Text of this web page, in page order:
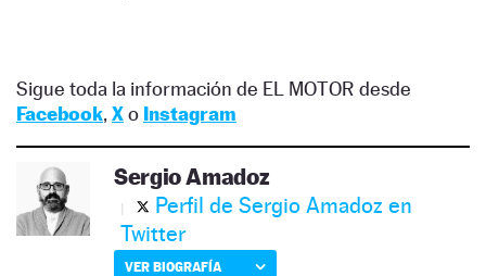
Sigue toda la información de EL MOTOR desde
Facebook, Xo Instagram
Sergio Amadoz
Perfil de Sergio Amadoz en
Twitter
VER BIOGRAFÍA